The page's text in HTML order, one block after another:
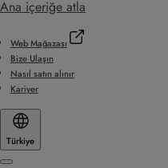
Ana içeriğe atla
Web Mağazası
Bize Ulaşın
Nasıl satın alınır
Kariyer
Türkiye